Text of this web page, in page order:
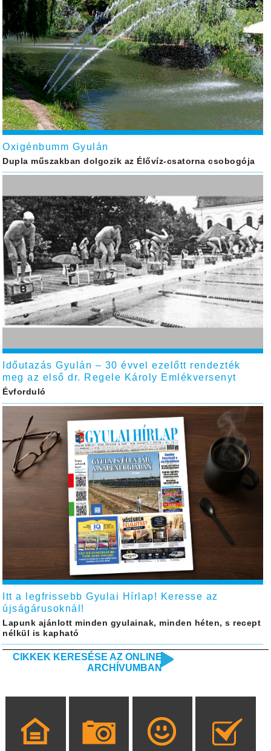
Oxigénbumm Gyulán
Dupla műszakban dolgozik az Élővíz-csatorna csobogója
Időutazás Gyulán – 30 évvel ezelőtt rendezték
meg az első dr. Regele Károly Emlékversenyt
Évforduló
Itt a legfrissebb Gyulai Hírlap! Keresse az
újságárusoknál!
Lapunk ajánlott minden gyulainak, minden héten, s recept
nélkül is kapható
CIKKEK KERESÉSE AZ ONLINE
ARCHÍVUMBAN